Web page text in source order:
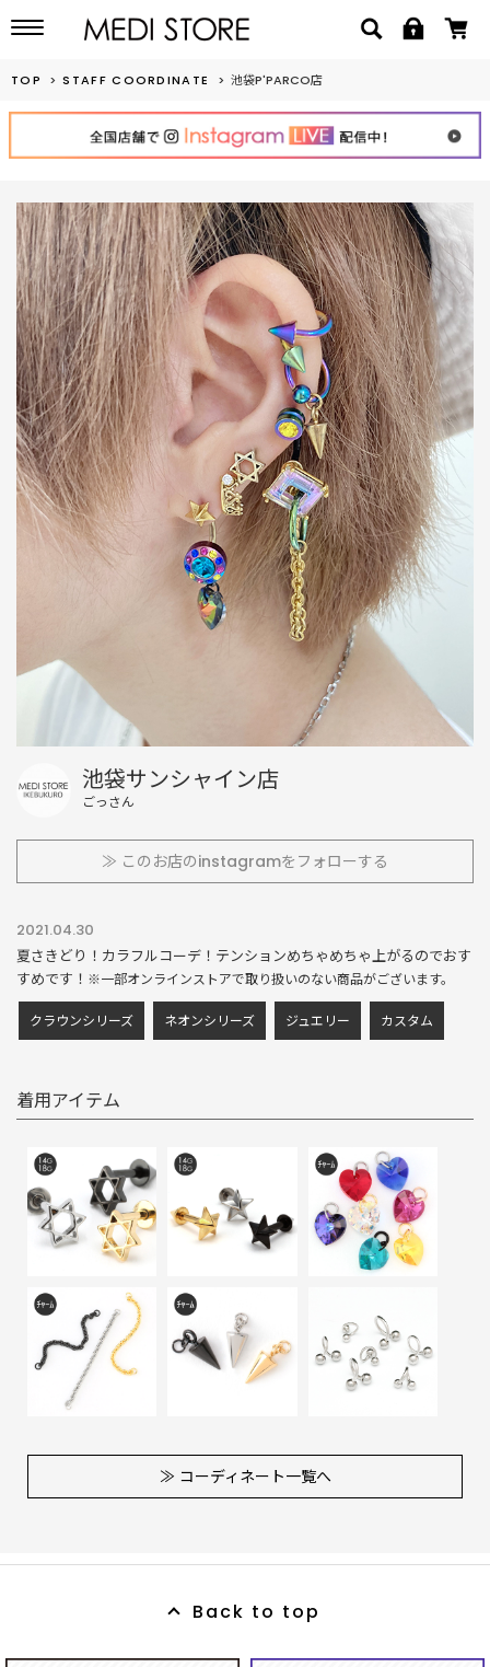
TOP STAFF COORDINATE 池袋P'PARCO店
池袋サンシャイン店
ごっさん
≫ このお店のinstagramをフォローする
2021.04.30
夏さきどり！カラフルコーデ！テンションめちゃめちゃ上がるのでおす
すめです！ ※一部オンラインストアで取り扱いのない商品がございます。
クラウンシリーズ ネオンシリーズ ジュエリー カスタム
着用アイテム
≫ コーディネート一覧へ
Back to top